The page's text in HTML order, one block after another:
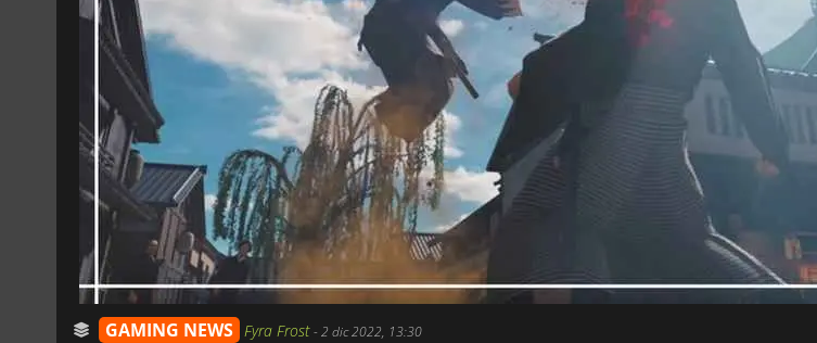
GAMING NEWS Fyra Frost-2 dic 2022, 13:30